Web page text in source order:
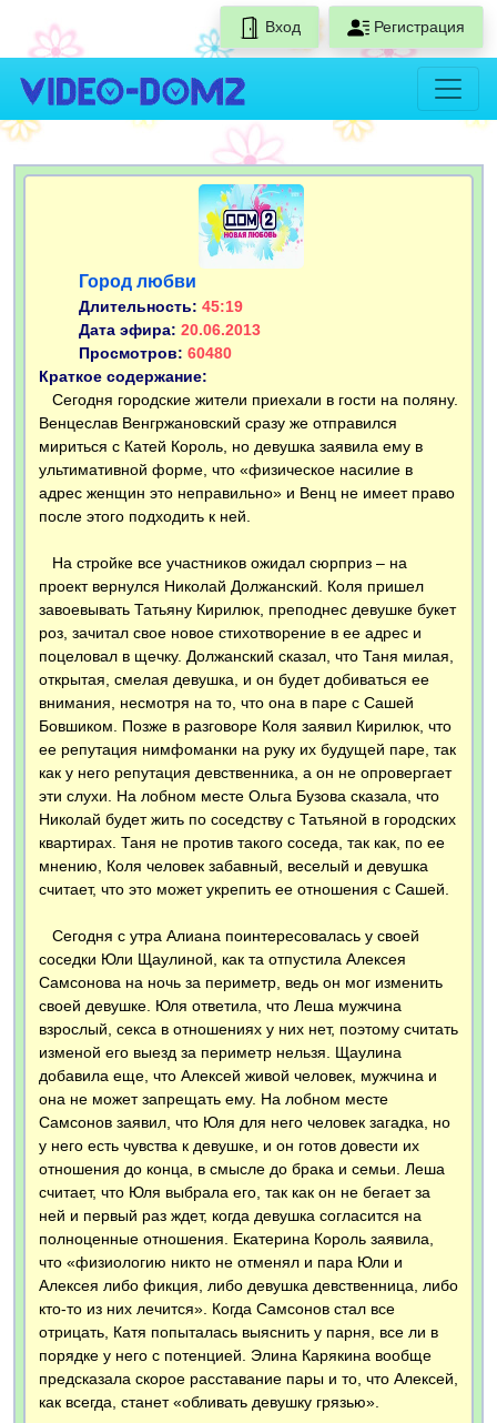
Вход Регистрация
Город любви
Длительность: 45:19
Дата эфира: 20.06.2013
Просмотров: 60480
Краткое содержание:
Сегодня городские жители приехали в гости на поляну.
Венцеслав Венгржановский сразу же отправился
мириться с Катей Король, но девушка заявила ему в
ультимативной форме, что «физическое насилие в
адрес женщин это неправильно» и Венц не имеет право
после этого подходить к ней.
На стройке все участников ожидал сюрприз – на
проект вернулся Николай Должанский. Коля пришел
завоевывать Татьяну Кирилюк, преподнес девушке букет
роз, зачитал свое новое стихотворение в ее адрес и
поцеловал в щечку. Должанский сказал, что Таня милая,
открытая, смелая девушка, и он будет добиваться ее
внимания, несмотря на то, что она в паре с Сашей
Бовшиком. Позже в разговоре Коля заявил Кирилюк, что
ее репутация нимфоманки на руку их будущей паре, так
как у него репутация девственника, а он не опровергает
эти слухи. На лобном месте Ольга Бузова сказала, что
Николай будет жить по соседству с Татьяной в городских
квартирах. Таня не против такого соседа, так как, по ее
мнению, Коля человек забавный, веселый и девушка
считает, что это может укрепить ее отношения с Сашей.
Сегодня с утра Алиана поинтересовалась у своей
соседки Юли Щаулиной, как та отпустила Алексея
Самсонова на ночь за периметр, ведь он мог изменить
своей девушке. Юля ответила, что Леша мужчина
взрослый, секса в отношениях у них нет, поэтому считать
изменой его выезд за периметр нельзя. Щаулина
добавила еще, что Алексей живой человек, мужчина и
она не может запрещать ему. На лобном месте
Самсонов заявил, что Юля для него человек загадка, но
у него есть чувства к девушке, и он готов довести их
отношения до конца, в смысле до брака и семьи. Леша
считает, что Юля выбрала его, так как он не бегает за
ней и первый раз ждет, когда девушка согласится на
полноценные отношения. Екатерина Король заявила,
что «физиологию никто не отменял и пара Юли и
Алексея либо фикция, либо девушка девственница, либо
кто-то из них лечится». Когда Самсонов стал все
отрицать, Катя попыталась выяснить у парня, все ли в
порядке у него с потенцией. Элина Карякина вообще
предсказала скорое расставание пары и то, что Алексей,
как всегда, станет «обливать девушку грязью».